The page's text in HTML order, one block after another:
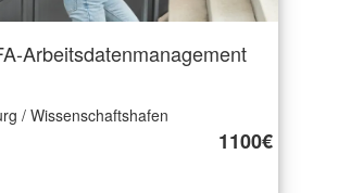
Arbeitsdatenmanagement
/ Wissenschaftshafen
1100€